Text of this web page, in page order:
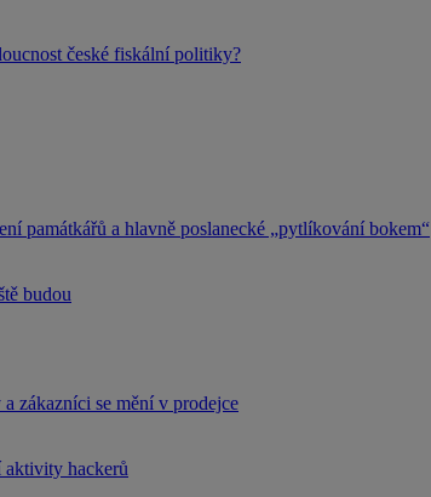
české fiskální politiky?
památkářů a hlavně poslanecké „pytlíkování bokem“
budou
zákazníci se mění v prodejce
hackerů